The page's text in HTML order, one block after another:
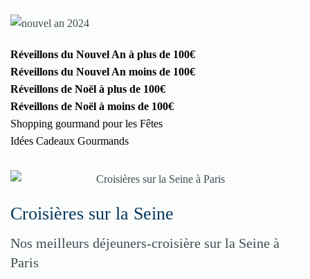
Réveillons du Nouvel An à plus de 100€
Réveillons du Nouvel An moins de 100€
Réveillons de Noël à plus de 100€
Réveillons de Noël à moins de 100€
Shopping gourmand pour les Fêtes
Idées Cadeaux Gourmands
Croisières sur la Seine
Nos meilleurs déjeuners-croisière sur la Seine à
Paris